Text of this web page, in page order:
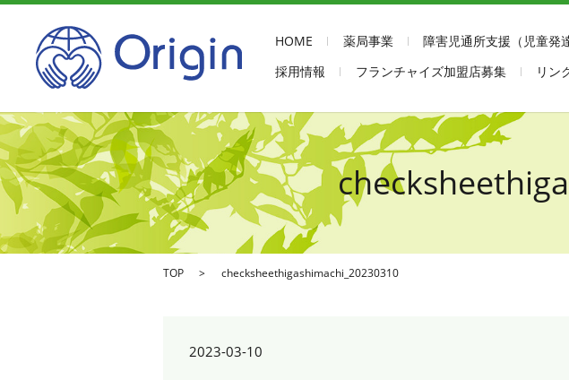
HOME 薬局事業 障害児通所支援（児童発
採用情報
フランチャイズ加盟店募集 リン
TOP checksheethigashimachi_20230310
2023-03-10